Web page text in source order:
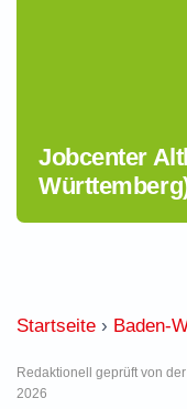
Jobcenter
Startseite › Baden-
Redaktionell geprüft von
2026